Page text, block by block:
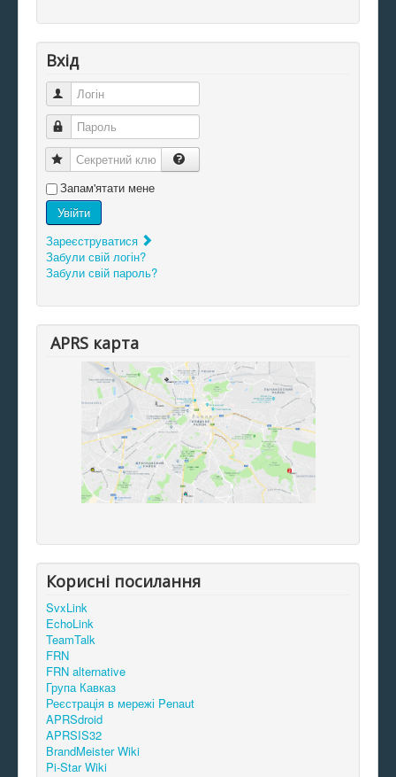
Вхід
Логін
Пароль
Секретний ключ
Запам'ятати мене
Увійти
Зареєструватися
Забули свій логін?
Забули свій пароль?
APRS карта
Корисні посилання
SvxLink
EchoLink
TeamTalk
FRN
FRN alternative
Група Кавказ
Реєстрація в мережі Penaut
APRSdroid
APRSIS32
BrandMeister Wiki
Pi-Star Wiki